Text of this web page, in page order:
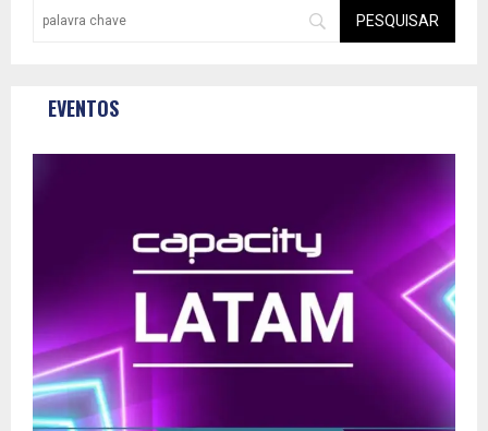
EVENTOS